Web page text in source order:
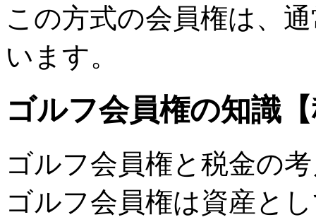
この方式の会員権は、
います。
ゴルフ会員権の知識
ゴルフ会員権と税金の
ゴルフ会員権は資産と